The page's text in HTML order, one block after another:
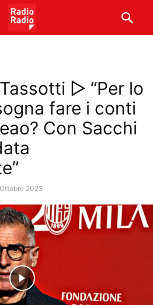
▷ “Per lo
fare i conti
Con Sacchi
2023